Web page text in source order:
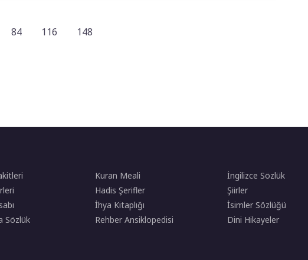
84 116 148
Sözlük
Kuran Meali
Hadis Şerifler
İhya Kitaplığı
Rehber Ansiklopedisi
İngilizce Sözlük
Şiirler
İsimler Sözlüğü
Dini Hikayeler